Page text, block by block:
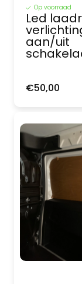
Op voorraad
Led
aan/uit
€50,00